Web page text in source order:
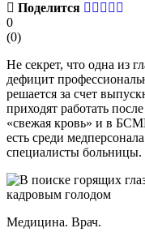
Поделится
0
(0)
Не секрет, что одна из
дефицит
решается за счет
приходят работать
«свежая кровь» и в
есть среди
специалисты больницы.
Медицина. Врач.